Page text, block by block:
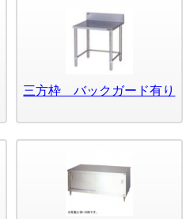
三方枠 バックガード有り